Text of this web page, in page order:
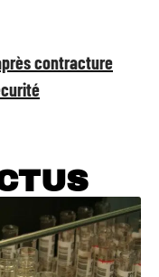
contracture